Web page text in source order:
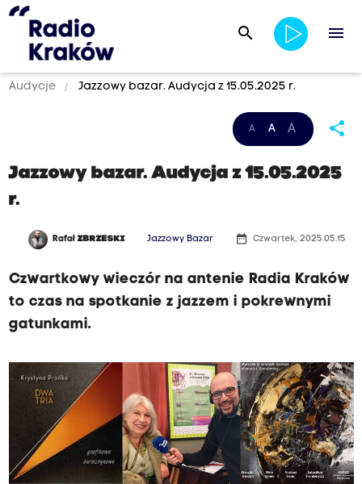
search menu
Audycje Jazzowy bazar. Audycja z 15.05.2025 r.
A A A share
Jazzowy bazar. Audycja z 15.05.2025
r.
RafałZBRZESKI Jazzowy Bazar date_range Czwartek, 2025.05.15
Czwartkowy wieczór na antenie Radia Kraków
to czas na spotkanie z jazzem i pokrewnymi
gatunkami.